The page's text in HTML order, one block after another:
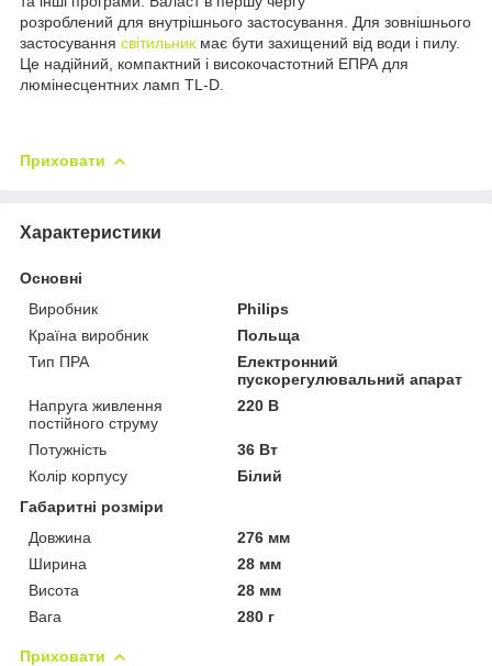
розроблений для внутрішнього застосування. Для зовнішнього
застосування світильник має бути захищений від води і пилу.
Це надійний, компактний і високочастотний ЕПРА для
люмінесцентних ламп TL-D.
Приховати
Характеристики
Основні
Виробник
Philips
Країна виробник
Польща
Тип ПРА
Електронний
пускорегулювальний апарат
Напруга живлення
постійного струму
220 В
Потужність
36 Вт
Колір корпусу
Білий
Габаритні розміри
Довжина
276 мм
Ширина
28 мм
Висота
28 мм
Вага
280 г
Приховати